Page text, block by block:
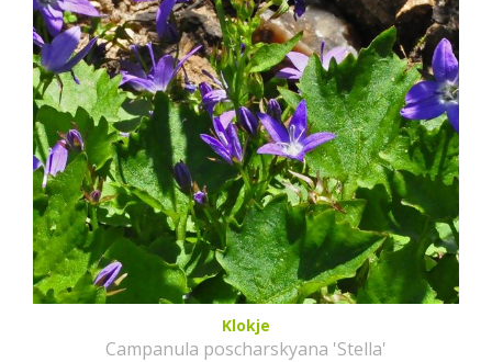
Klokje
Campanula poscharskyana 'Stella'